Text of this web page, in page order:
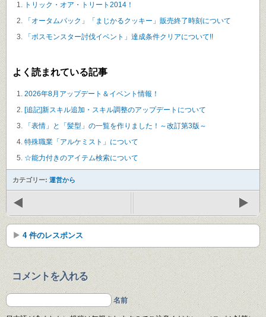
トリック・オア・トリート2014！
「オータムパック」「まじかるクッキー」販売終了時刻について
「ボスモンスター討伐イベント」達成条件クリアについて!!
よく読まれている記事
2026年8月アップデート＆イベント情報！
[追記]新スキル追加・スキル調整のアップデートについて
「表情」と「髪型」の一覧を作りました！～改訂第3版～
特殊職業「アルケミスト」について
☆能力付きのアイテム検索について
カテゴリー: 運営から
4 件のレスポンス
コメントを入れる
名前